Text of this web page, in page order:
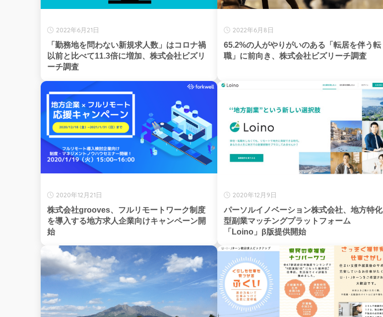
2022年6月21日
「勤務地を問わない新規求人数」はコロナ禍
以前と比べて11.3倍に増加、株式会社ビズリ
ーチ調査
2022年6月8日
65.2%の人がやりがいのある「転居を伴う転
職」に前向き、株式会社ビズリーチ調査
2020年12月21日
株式会社grooves、フルリモートワーク制度
を導入する地方求人企業向けキャンペーン開
始
2020年12月9日
パーソルイノベーション株式会社、地方特化
型副業マッチングプラットフォーム
「Loino」β版提供開始